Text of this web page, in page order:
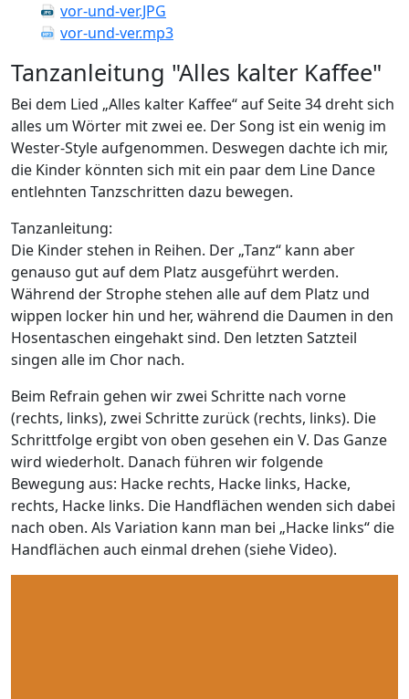
vor-und-ver.JPG
vor-und-ver.mp3
Tanzanleitung "Alles kalter Kaffee"
Bei dem Lied „Alles kalter Kaffee“ auf Seite 34 dreht sich
alles um Wörter mit zwei ee. Der Song ist ein wenig im
Wester-Style aufgenommen. Deswegen dachte ich mir,
die Kinder könnten sich mit ein paar dem Line Dance
entlehnten Tanzschritten dazu bewegen.
Tanzanleitung:
Die Kinder stehen in Reihen. Der „Tanz“ kann aber
genauso gut auf dem Platz ausgeführt werden.
Während der Strophe stehen alle auf dem Platz und
wippen locker hin und her, während die Daumen in den
Hosentaschen eingehakt sind. Den letzten Satzteil
singen alle im Chor nach.
Beim Refrain gehen wir zwei Schritte nach vorne
(rechts, links), zwei Schritte zurück (rechts, links). Die
Schrittfolge ergibt von oben gesehen ein V. Das Ganze
wird wiederholt. Danach führen wir folgende
Bewegung aus: Hacke rechts, Hacke links, Hacke,
rechts, Hacke links. Die Handflächen wenden sich dabei
nach oben. Als Variation kann man bei „Hacke links“ die
Handflächen auch einmal drehen (siehe Video).